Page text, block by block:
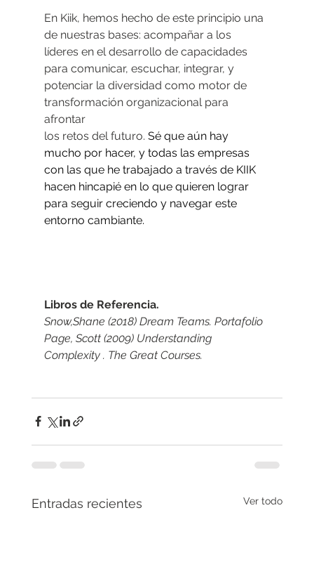
En Kiik, hemos hecho de este principio una
de nuestras bases: acompañar a los
líderes en el desarrollo de capacidades
para comunicar, escuchar, integrar, y
potenciar la diversidad como motor de
transformación organizacional para
afrontar
los retos del futuro. Sé que aún hay
mucho por hacer, y todas las empresas
con las que he trabajado a través de KIIK
hacen hincapié en lo que quieren lograr
para seguir creciendo y navegar este
entorno cambiante.
Libros de Referencia.
Snow,Shane (2018) Dream Teams. Portafolio
Page, Scott (2009) Understanding
Complexity . The Great Courses.
Entradas recientes Ver todo